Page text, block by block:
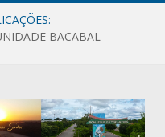
BACABAL